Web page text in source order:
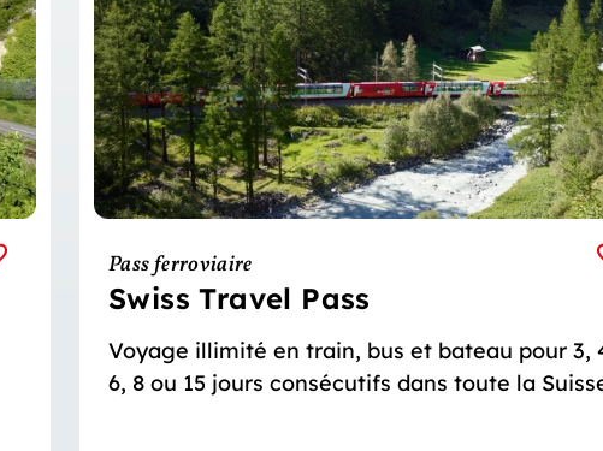
Pass ferroviaire
Swiss Travel Pass
Voyage illimité en train, bus et bateau pour 3,
6, 8 ou 15 jours consécutifs dans toute la